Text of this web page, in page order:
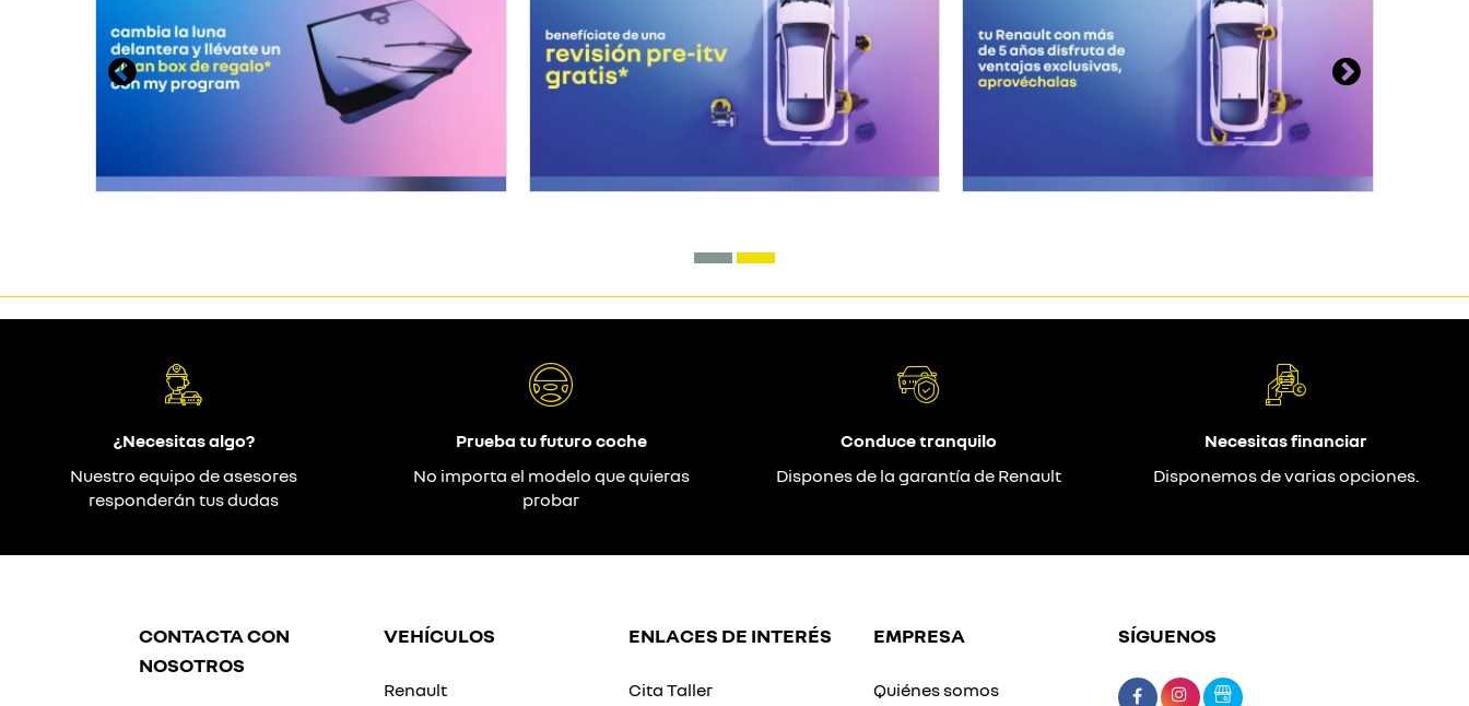
¿Necesitas algo?
Nuestro equipo de asesores
responderán tus dudas
Prueba tu futuro coche
No importa el modelo que quieras
probar
Conduce tranquilo
Dispones de la garantía de Renault
Necesitas financiar
Disponemos de varias opciones.
CONTACTA CON
NOSOTROS
VEHÍCULOS
Renault
ENLACES DE INTERÉS
Cita Taller
EMPRESA
Quiénes somos
SÍGUENOS